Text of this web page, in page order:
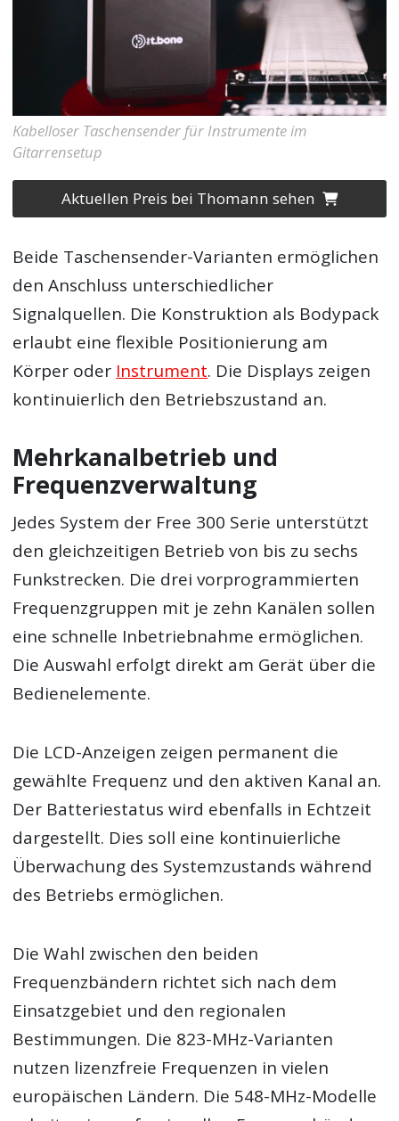
Kabelloser Taschensender für Instrumente im
Gitarrensetup
Aktuellen Preis bei Thomann sehen
Beide Taschensender-Varianten ermöglichen
den Anschluss unterschiedlicher
Signalquellen. Die Konstruktion als Bodypack
erlaubt eine flexible Positionierung am
Körper oder Instrument. Die Displays zeigen
kontinuierlich den Betriebszustand an.
Mehrkanalbetrieb und
Frequenzverwaltung
Jedes System der Free 300 Serie unterstützt
den gleichzeitigen Betrieb von bis zu sechs
Funkstrecken. Die drei vorprogrammierten
Frequenzgruppen mit je zehn Kanälen sollen
eine schnelle Inbetriebnahme ermöglichen.
Die Auswahl erfolgt direkt am Gerät über die
Bedienelemente.
Die LCD-Anzeigen zeigen permanent die
gewählte Frequenz und den aktiven Kanal an.
Der Batteriestatus wird ebenfalls in Echtzeit
dargestellt. Dies soll eine kontinuierliche
Überwachung des Systemzustands während
des Betriebs ermöglichen.
Die Wahl zwischen den beiden
Frequenzbändern richtet sich nach dem
Einsatzgebiet und den regionalen
Bestimmungen. Die 823-MHz-Varianten
nutzen lizenzfreie Frequenzen in vielen
europäischen Ländern. Die 548-MHz-Modelle